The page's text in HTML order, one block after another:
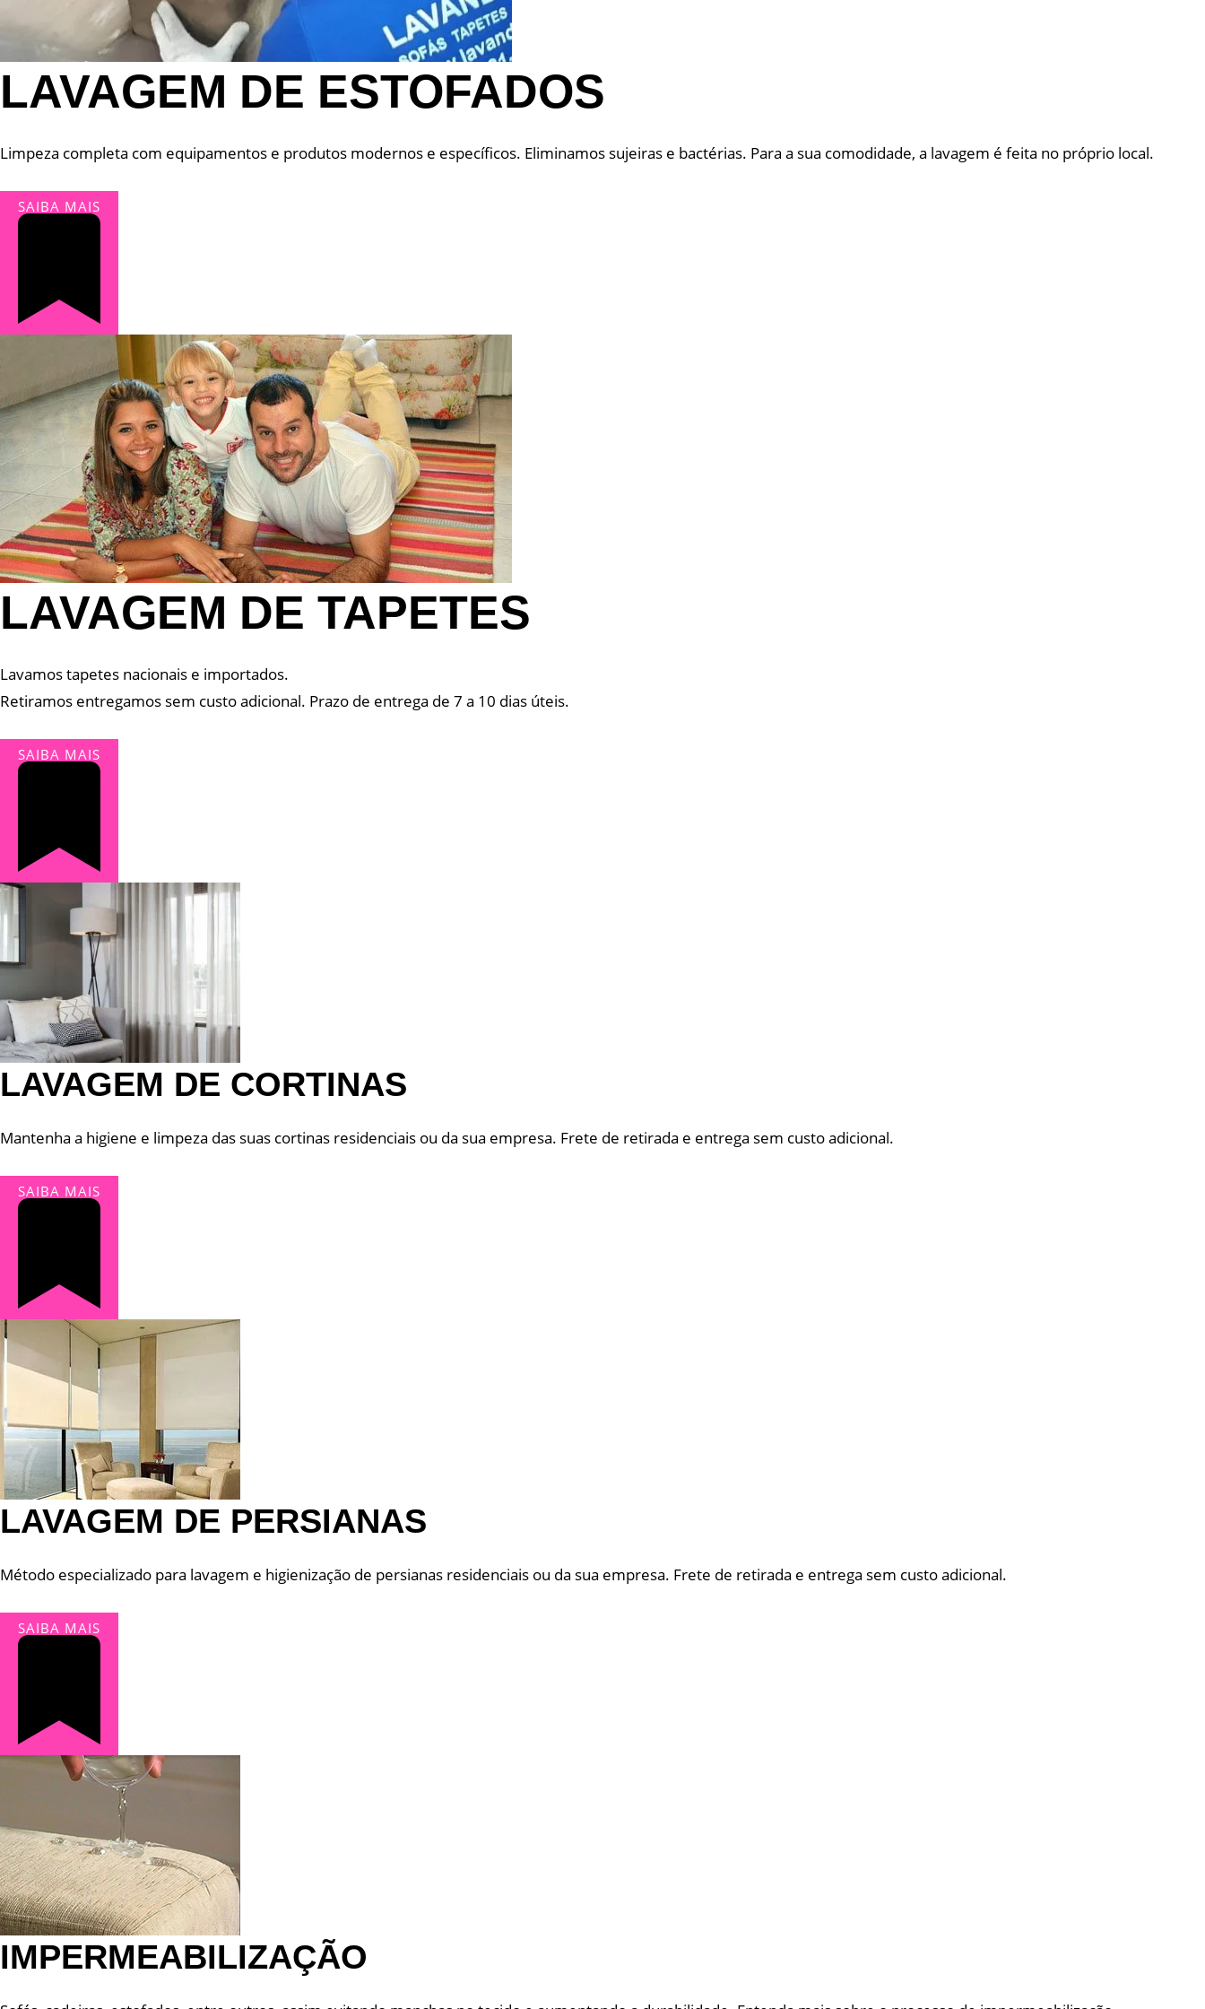
LAVAGEM DE ESTOFADOS
Limpeza completa com equipamentos e produtos modernos e específicos. Eliminamos sujeiras e bactérias. Para a sua comodidade, a lavagem é feita no próprio local.
SAIBA MAIS
LAVAGEM DE TAPETES
Lavamos tapetes nacionais e importados.
Retiramos entregamos sem custo adicional. Prazo de entrega de 7 a 10 dias úteis.
SAIBA MAIS
LAVAGEM DE CORTINAS
Mantenha a higiene e limpeza das suas cortinas residenciais ou da sua empresa. Frete de retirada e entrega sem custo adicional.
SAIBA MAIS
LAVAGEM DE PERSIANAS
Método especializado para lavagem e higienização de persianas residenciais ou da sua empresa. Frete de retirada e entrega sem custo adicional.
SAIBA MAIS
IMPERMEABILIZAÇÃO